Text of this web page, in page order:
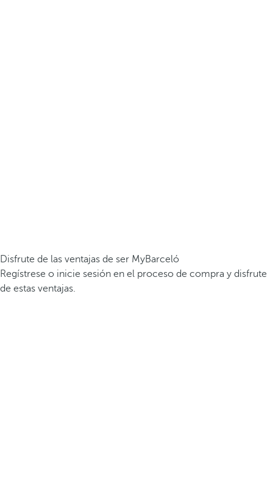
Disfrute de las ventajas de ser MyBarceló
Regístrese o inicie sesión en el proceso de compra y disfrute
de estas ventajas.